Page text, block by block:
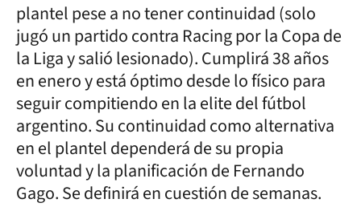
plantel pese a no tener continuidad (solo
jugó un partido contra Racing por la Copa de
la Liga y salió lesionado). Cumplirá 38 años
en enero y está óptimo desde lo físico para
seguir compitiendo en la elite del fútbol
argentino. Su continuidad como alternativa
en el plantel dependerá de su propia
voluntad y la planificación de Fernando
Gago. Se definirá en cuestión de semanas.